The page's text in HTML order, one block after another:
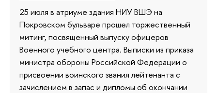
25 июля в атриуме здания НИУ ВШЭ на
Покровском бульваре прошел торжественный
митинг, посвященный выпуску офицеров
Военного учебного центра. Выписки из приказа
министра обороны Российской Федерации о
присвоении воинского звания лейтенанта с
зачислением в запас и дипломы об окончании